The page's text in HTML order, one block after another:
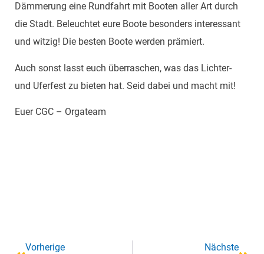
Dämmerung eine Rundfahrt mit Booten aller Art durch
die Stadt. Beleuchtet eure Boote besonders interessant
und witzig! Die besten Boote werden prämiert.
Auch sonst lasst euch überraschen, was das Lichter-
und Uferfest zu bieten hat. Seid dabei und macht mit!
Euer CGC – Orgateam
Vorherige Nächste